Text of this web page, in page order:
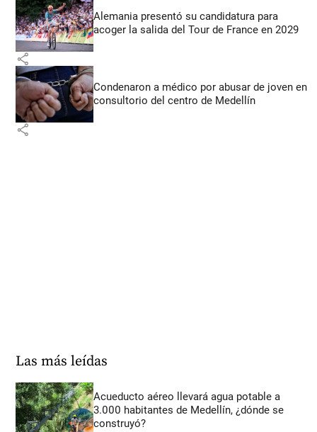
Alemania presentó su candidatura para
acoger la salida del Tour de France en 2029
share
Condenaron a médico por abusar de joven en
consultorio del centro de Medellín
share
Las más leídas
Acueducto aéreo llevará agua potable a
3.000 habitantes de Medellín, ¿dónde se
construyó?